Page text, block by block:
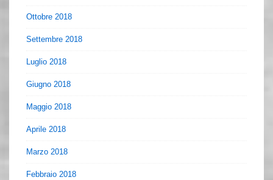
Ottobre 2018
Settembre 2018
Luglio 2018
Giugno 2018
Maggio 2018
Aprile 2018
Marzo 2018
Febbraio 2018